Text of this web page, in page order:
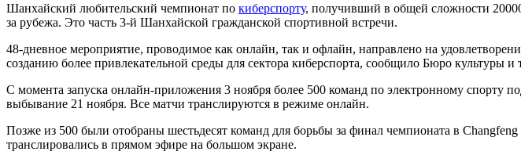
Шанхайский любительский чемпионат по киберспорту, получивший в общей сложности
за рубежа. Это часть 3-й Шанхайской гражданской спортивной встречи.
48-дневное мероприятие, проводимое как онлайн, так и офлайн, направлено на
созданию более привлекательной среды для сектора киберспорта, сообщило Бюро культуры
С момента запуска онлайн-приложения 3 ноября более 500 команд по электронному спорту
выбывание 21 ноября. Все матчи транслируются в режиме онлайн.
Позже из 500 были отобраны шестьдесят команд для борьбы за финал чемпионата в
транслировались в прямом эфире на большом экране.